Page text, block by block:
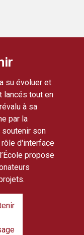
su évoluer et
lancés tout en
à sa
par la
soutenir son
d'interface
propose